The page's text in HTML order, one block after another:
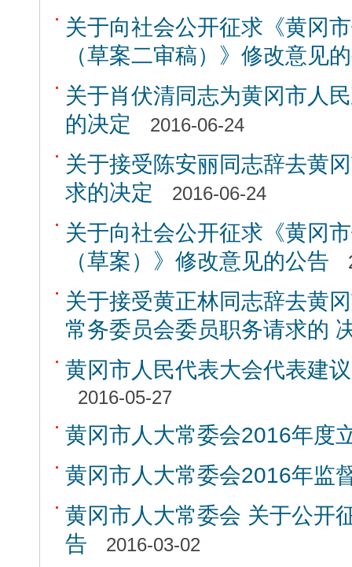
关于向社会公开征求《黄冈
（草案二审稿）》修改意见
关于肖伏清同志为黄冈市人
的决定
2016-06-24
关于接受陈安丽同志辞去黄
求的决定
2016-06-24
关于向社会公开征求《黄冈
（草案）》修改意见的公告
关于接受黄正林同志辞去黄
常务委员会委员职务请求的
黄冈市人民代表大会代表建
2016-05-27
黄冈市人大常委会2016年度
黄冈市人大常委会2016年监
黄冈市人大常委会 关于公开
告
2016-03-02